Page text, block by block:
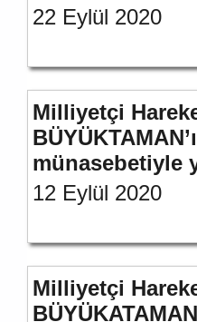
22 Eylül 2020
Milliyetçi
münasebetiyle
12 Eylül 2020
Milliyetçi